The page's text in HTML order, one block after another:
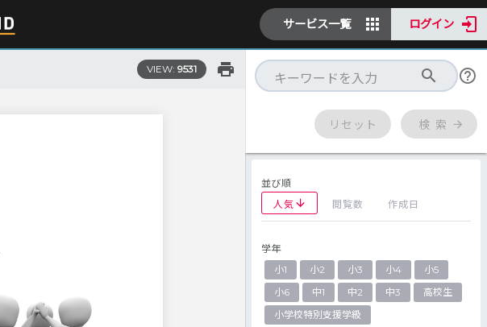
サービス一覧 ログイン
VIEW: 9531
リセット 検 索
並び順
人気
閲覧数 作成日
学年
小1
小2 小3 小4
小5
小6
中1 中2 中3
高校生
小学校特別支援学級